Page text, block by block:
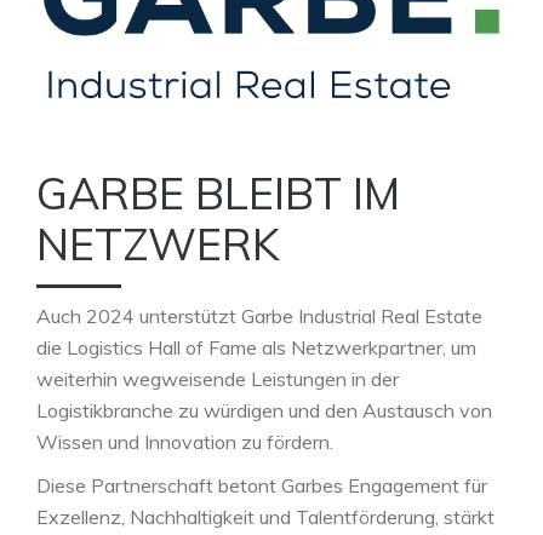
GARBE BLEIBT IM
NETZWERK
Auch 2024 unterstützt Garbe Industrial Real Estate
die Logistics Hall of Fame als Netzwerkpartner, um
weiterhin wegweisende Leistungen in der
Logistikbranche zu würdigen und den Austausch von
Wissen und Innovation zu fördern.
Diese Partnerschaft betont Garbes Engagement für
Exzellenz, Nachhaltigkeit und Talentförderung, stärkt